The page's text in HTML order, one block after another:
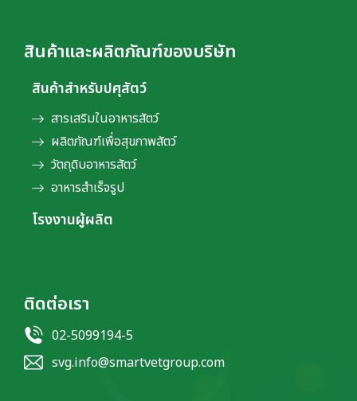
สินค้าและผลิตภัณฑ์ของบริษัท
สินค้าสำหรับปศุสัตว์
สารเสริมในอาหารสัตว์
ผลิตภัณฑ์เพื่อสุขภาพสัตว์
วัตถุดิบอาหารสัตว์
อาหารสำเร็จรูป
โรงงานผู้ผลิต
ติดต่อเรา
02-5099194-5
svg.info@smartvetgroup.com